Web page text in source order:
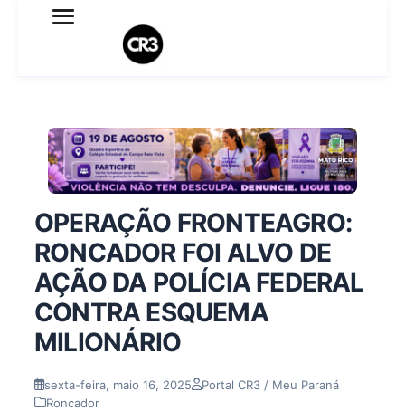
Expediente
Termo de Uso
Sobre o blog
OPERAÇÃO FRONTEAGRO:
RONCADOR FOI ALVO DE
AÇÃO DA POLÍCIA FEDERAL
CONTRA ESQUEMA
MILIONÁRIO
sexta-feira, maio 16, 2025
Portal CR3 / Meu Paraná
Roncador